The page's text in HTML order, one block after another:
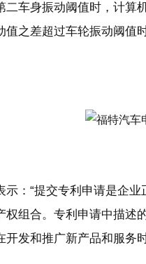
二车身振动阈值时，计算
之差超过车轮振动阈值
示：“提交专利申请是企
权组合。专利申请中描述
开发和推广新产品和服务